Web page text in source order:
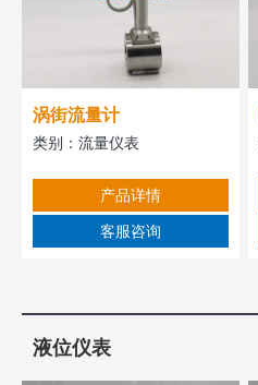
涡街流量计
类别： 流量仪表
产品详情
客服咨询
液位仪表